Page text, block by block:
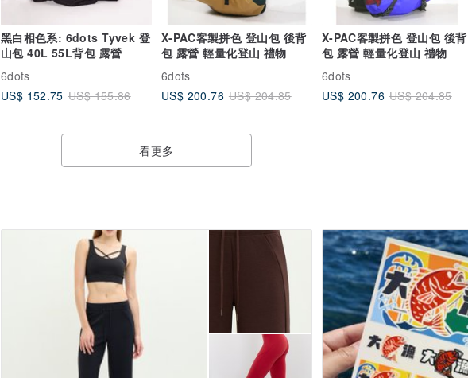
黑白相色系: 6dots Tyvek 登
山包 40L 55L背包 露營
6dots
US$ 152.75 US$ 155.86
X-PAC客製拼色 登山包 後背
包 露營 輕量化登山 禮物
6dots
US$ 200.76 US$ 204.85
X-PAC客製拼色 登山包 後背
包 露營 輕量化登山 禮物
6dots
US$ 200.76 US$ 204.85
看更多